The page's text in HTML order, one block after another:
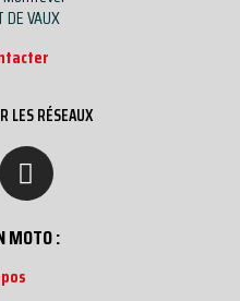
DE VAUX
LES RÉSEAUX
MOTO :